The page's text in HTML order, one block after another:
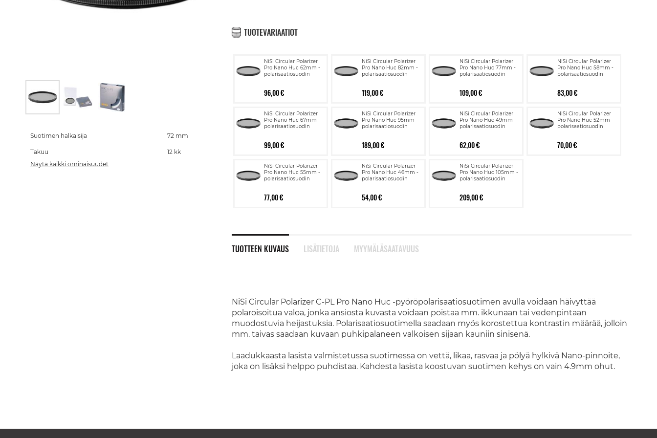
TUOTEVARIAATIOT
NiSi Circular Polarizer
Pro Nano Huc 62mm -
polarisaatiosuodin
96,00 €
NiSi Circular Polarizer
Pro Nano Huc 82mm -
polarisaatiosuodin
119,00 €
NiSi Circular Polarizer
Pro Nano Huc 77mm -
polarisaatiosuodin
109,00 €
NiSi Circular Polarizer
Pro Nano Huc 58mm -
polarisaatiosuodin
83,00 €
NiSi Circular Polarizer
Pro Nano Huc 67mm -
polarisaatiosuodin
99,00 €
NiSi Circular Polarizer
Pro Nano Huc 95mm -
polarisaatiosuodin
189,00 €
NiSi Circular Polarizer
Pro Nano Huc 49mm -
polarisaatiosuodin
62,00 €
NiSi Circular Polarizer
Pro Nano Huc 52mm -
polarisaatiosuodin
70,00 €
NiSi Circular Polarizer
Pro Nano Huc 55mm -
polarisaatiosuodin
77,00 €
NiSi Circular Polarizer
Pro Nano Huc 46mm -
polarisaatiosuodin
54,00 €
NiSi Circular Polarizer
Pro Nano Huc 105mm -
polarisaatiosuodin
209,00 €
TUOTTEEN KUVAUS
NiSi Circular Polarizer C-PL Pro Nano Huc -pyöröpolarisaatiosuotimen avulla voidaan häivyttää
polaroisoitua valoa, jonka ansiosta kuvasta voidaan poistaa mm. ikkunaan tai vedenpintaan
muodostuvia heijastuksia. Polarisaatiosuotimella saadaan myös korostettua kontrastin määrää, jolloin
mm. taivas saadaan kuvaan puhkipalaneen valkoisen sijaan kauniin sinisenä.
Laadukkaasta lasista valmistetussa suotimessa on vettä, likaa, rasvaa ja pölyä hylkivä Nano-pinnoite,
joka on lisäksi helppo puhdistaa. Kahdesta lasista koostuvan suotimen kehys on vain 4.9mm ohut.
LISÄTIETOJA MYYMÄLÄSAATAVUUS
the
of
the
images
Suotimen halkaisija 72 mm
Takuu
12 kk
Näytä kaikki ominaisuudet